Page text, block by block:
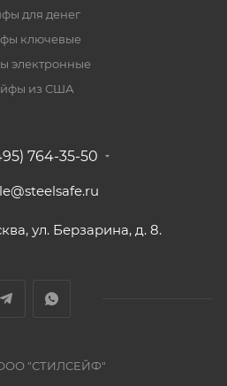
для денег
ключевые
электронные
из США
764-35-50
ул. Берзарина, д. 8.
"СТИЛСЕЙФ"